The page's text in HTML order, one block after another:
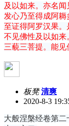
及以如来。亦名
发心乃至得成阿
至证得阿罗汉果。
不见佛性及以如来
三藐三菩提。能见
板凳 清爽
2020-8-3
大般涅槃经卷第